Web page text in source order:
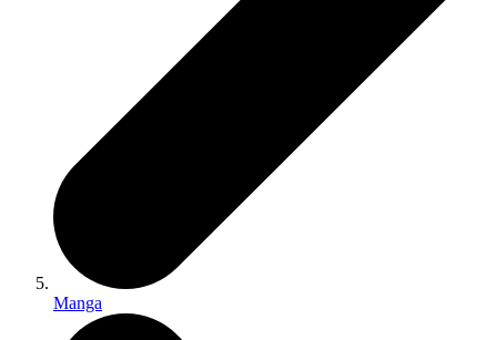
Manga